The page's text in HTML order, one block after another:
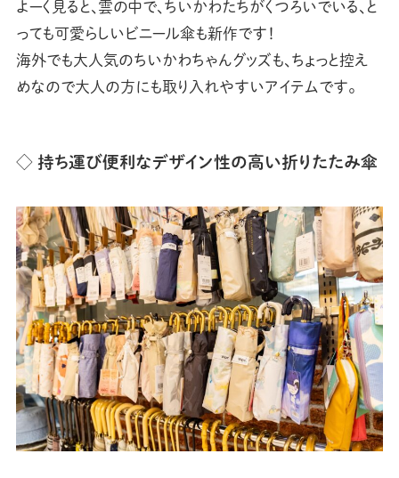
よーく見ると、雲の中で、ちいかわたちがくつろいでいる、と
っても可愛らしいビニール傘も新作です！
海外でも大人気のちいかわちゃんグッズも、ちょっと控え
めなので大人の方にも取り入れやすいアイテムです。
◇ 持ち運び便利なデザイン性の高い折りたたみ傘